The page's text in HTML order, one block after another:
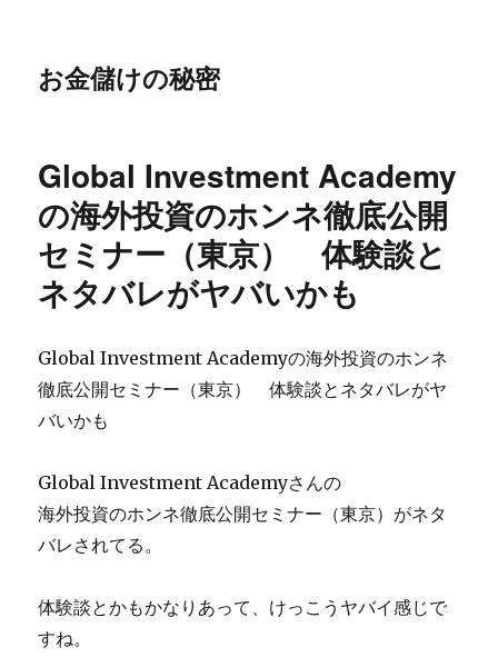
お金儲けの秘密
Global Investment Academy
の海外投資のホンネ徹底公開
セミナー（東京） 体験談と
ネタバレがヤバいかも
Global Investment Academyの海外投資のホンネ
徹底公開セミナー（東京） 体験談とネタバレがヤ
バいかも
Global Investment Academyさんの
海外投資のホンネ徹底公開セミナー（東京）がネタ
バレされてる。
体験談とかもかなりあって、けっこうヤバイ感じで
すね。